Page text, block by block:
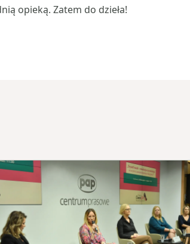
opieką. Zatem do dzieła!